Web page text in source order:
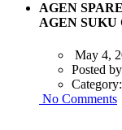
AGEN
AGEN SUKU
May 4,
Posted
Category:
No Comments